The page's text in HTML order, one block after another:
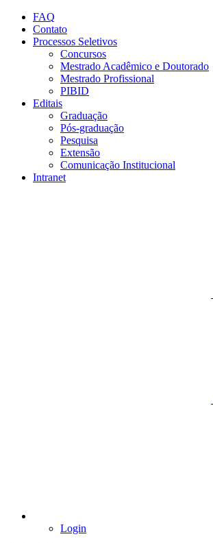
Conteúdo principal
FAQ
Contato
Processos Seletivos
Concursos
Mestrado Acadêmico e Doutorado
Mestrado Profissional
PIBID
Editais
Graduação
Pós-graduação
Pesquisa
Extensão
Comunicação Institucional
Intranet
Login